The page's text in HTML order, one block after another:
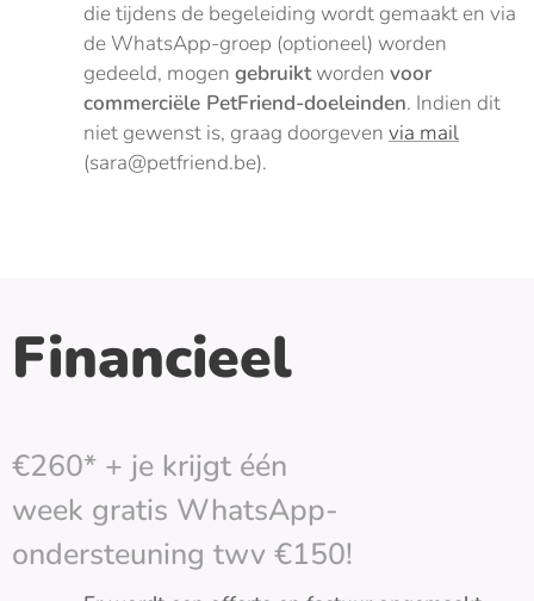
die tijdens de begeleiding wordt gemaakt en via
de WhatsApp-groep (optioneel) worden
gedeeld, mogen gebruiktworden voor
commerciële PetFriend-doeleinden. Indien dit
niet gewenst is, graag doorgeven via mail
(sara@petfriend.be).
Financieel
€260* + je krijgt één
week gratis WhatsApp-
ondersteuning twv €150!